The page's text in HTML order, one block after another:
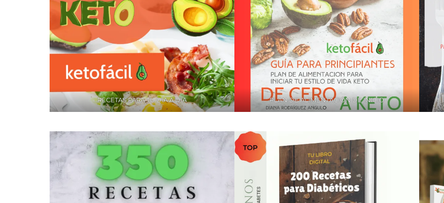
RECETAS PARA TU DÍA A DÍA PLAN DE ALIMENTACIÓN DE INICIO